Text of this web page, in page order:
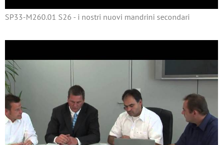
SP33-M260.01 S26 - i nostri nuovi mandrini secondari